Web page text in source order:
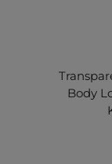
Body